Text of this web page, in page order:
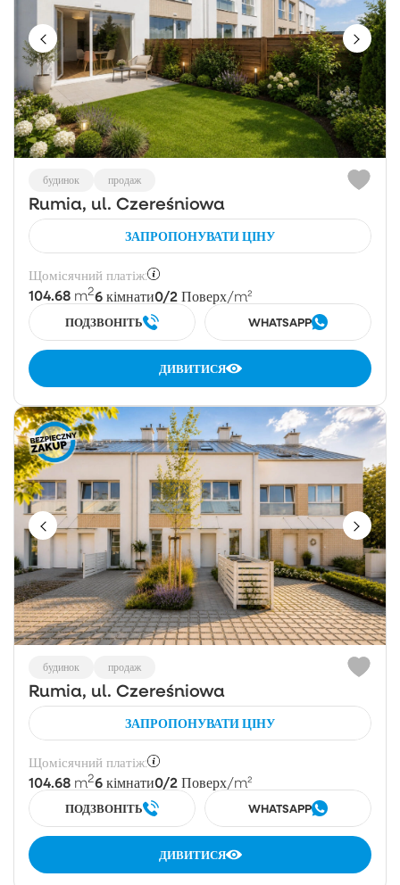
будинок продаж
Rumia, ul. Czereśniowa
ЗАПРОПОНУВАТИ ЦІНУ
Щомісячний платіж:
104.68 m26 кімнати0/2 Поверх/m²
ПОДЗВОНІТЬ WHATSAPP
ДИВИТИСЯ
будинок продаж
Rumia, ul. Czereśniowa
ЗАПРОПОНУВАТИ ЦІНУ
Щомісячний платіж:
104.68 m26 кімнати0/2 Поверх/m²
ПОДЗВОНІТЬ WHATSAPP
ДИВИТИСЯ